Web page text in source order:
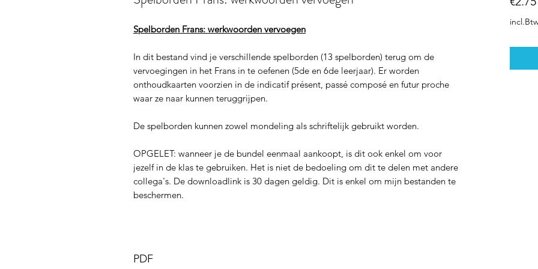
Spelborden Frans: werkwoorden vervoegen
In dit bestand vind je verschillende spelborden (13 spelborden) terug om de
vervoegingen in het Frans in te oefenen (5de en 6de leerjaar). Er worden
onthoudkaarten voorzien in de indicatif présent, passé composé en futur proche
waar ze naar kunnen teruggrijpen.
De spelborden kunnen zowel mondeling als schriftelijk gebruikt worden.
OPGELET: wanneer je de bundel eenmaal aankoopt, is dit ook enkel om voor
jezelf in de klas te gebruiken. Het is niet de bedoeling om dit te delen met andere
collega's. De downloadlink is 30 dagen geldig. Dit is enkel om mijn bestanden te
beschermen.
PDF